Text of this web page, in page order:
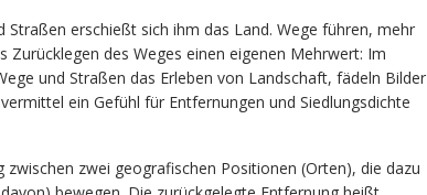
erschießt sich ihm das Land. Wege führen, mehr
des Weges einen eigenen Mehrwert: Im
und Straßen das Erleben von Landschaft, fädeln Bilder
ein Gefühl für Entfernungen und Siedlungsdichte
zwischen zwei geografischen Positionen (Orten), die dazu